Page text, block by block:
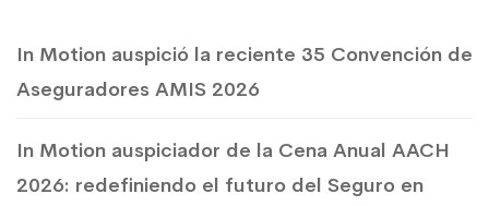
In Motion auspició la reciente 35 Convención de
Aseguradores AMIS 2026
In Motion auspiciador de la Cena Anual AACH
2026: redefiniendo el futuro del Seguro en